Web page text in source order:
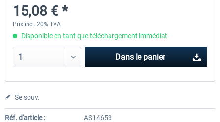
12,09 € *
15,08 € *
Prix incl. 20% TVA
Disponible en tant que téléchargement immédiat
Dans le panier
Se souv.
Réf. d'article :
AS14653